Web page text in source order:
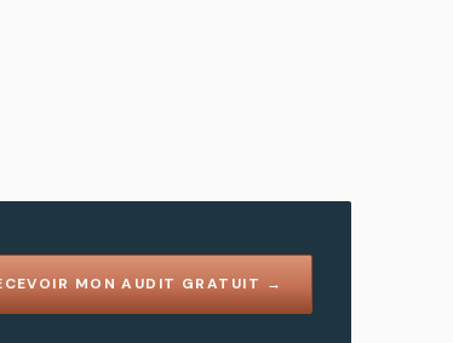
MON AUDIT GRATUIT →